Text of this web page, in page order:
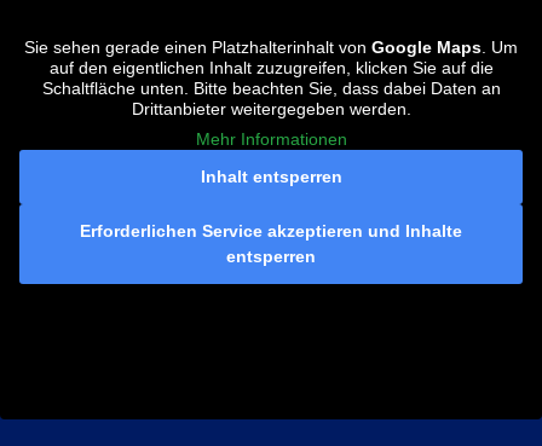
Sie sehen gerade einen Platzhalterinhalt von Google Maps . Um
auf den eigentlichen Inhalt zuzugreifen, klicken Sie auf die
Schaltfläche unten. Bitte beachten Sie, dass dabei Daten an
Drittanbieter weitergegeben werden.
Mehr Informationen
Inhalt entsperren
Erforderlichen Service akzeptieren und Inhalte
entsperren